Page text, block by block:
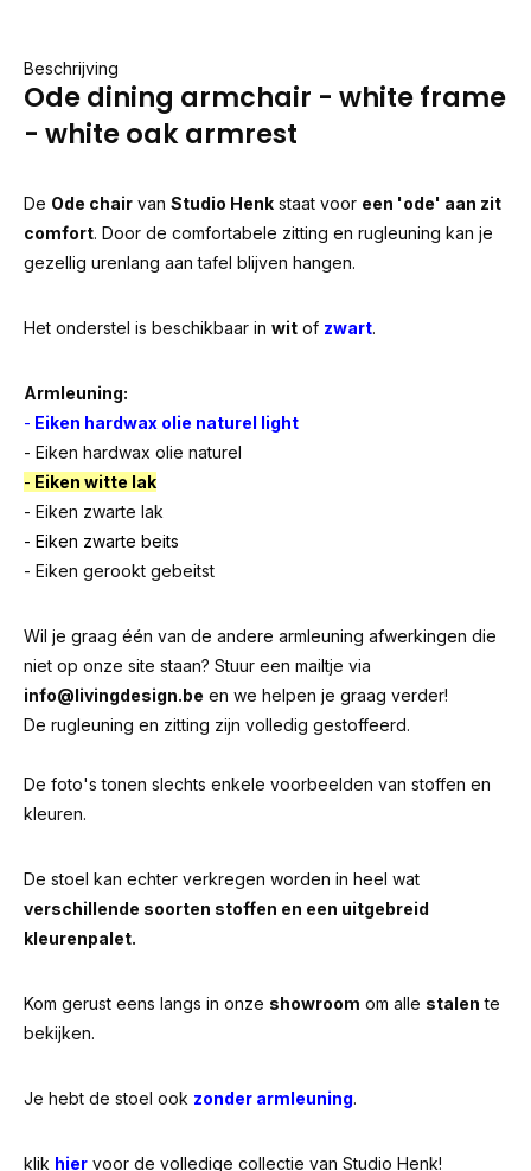
Beschrijving
Ode dining armchair - white frame
- white oak armrest
De Ode chair van Studio Henk staat voor een 'ode' aan zit
comfort. Door de comfortabele zitting en rugleuning kan je
gezellig urenlang aan tafel blijven hangen.
Het onderstel is beschikbaar in wit of zwart.
Armleuning:
- Eiken hardwax olie naturel light
- Eiken hardwax olie naturel
- Eiken witte lak
- Eiken zwarte lak
- Eiken zwarte beits
- Eiken gerookt gebeitst
Wil je graag één van de andere armleuning afwerkingen die
niet op onze site staan? Stuur een mailtje via
info@livingdesign.be en we helpen je graag verder!
De rugleuning en zitting zijn volledig gestoffeerd.
De foto's tonen slechts enkele voorbeelden van stoffen en
kleuren.
De stoel kan echter verkregen worden in heel wat
verschillende soorten stoffen en een uitgebreid
kleurenpalet.
Kom gerust eens langs in onze showroom om alle stalen te
bekijken.
Je hebt de stoel ook zonder armleuning.
klik hier voor de volledige collectie van Studio Henk!